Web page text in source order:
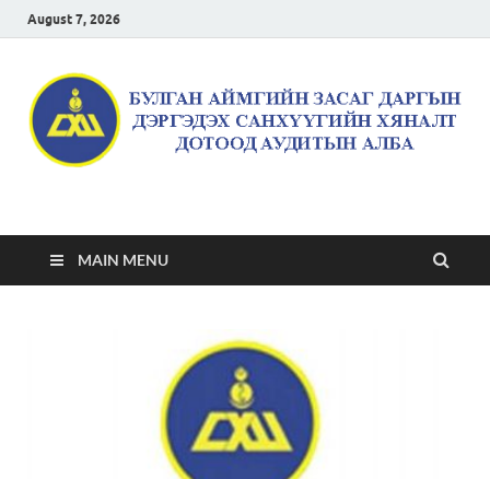
August 7, 2026
Булган аймгийн засаг
даргын дэргэдэх
дотоод аудитын алба
MAIN MENU